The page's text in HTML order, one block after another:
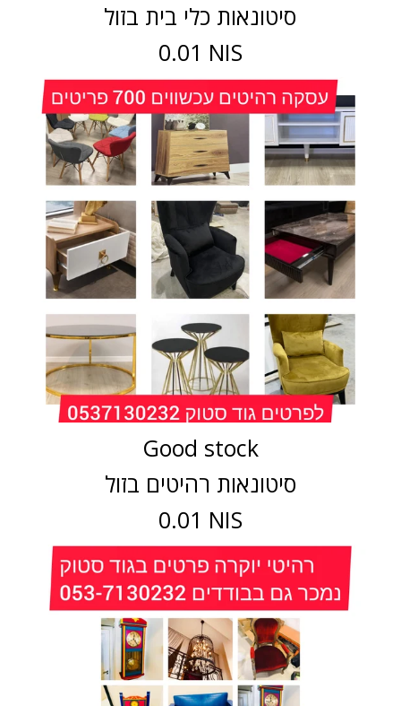
סיטונאות כלי בית בזול
0.01 NIS
Good stock
סיטונאות רהיטים בזול
0.01 NIS